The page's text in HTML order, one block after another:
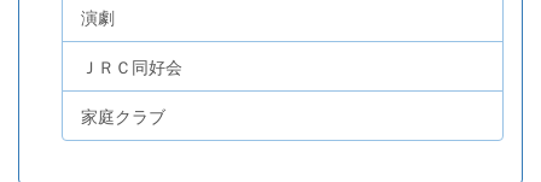
演劇
ＪＲＣ同好会
家庭クラブ